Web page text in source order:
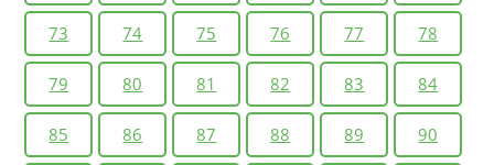
73 74 75 76 77 78
79 80 81 82 83 84
85 86 87 88 89 90